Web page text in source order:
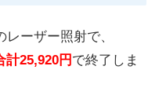
ーザー照射で、
計25,920円 で終了しま